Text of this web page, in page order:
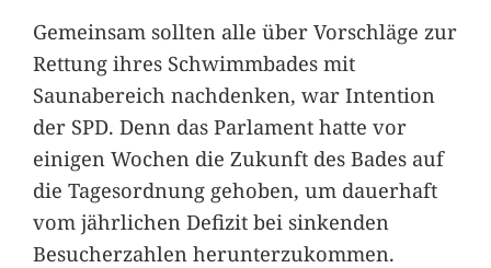
Gemeinsam sollten alle über Vorschläge zur
Rettung ihres Schwimmbades mit
Saunabereich nachdenken, war Intention
der SPD. Denn das Parlament hatte vor
einigen Wochen die Zukunft des Bades auf
die Tagesordnung gehoben, um dauerhaft
vom jährlichen Defizit bei sinkenden
Besucherzahlen herunterzukommen.